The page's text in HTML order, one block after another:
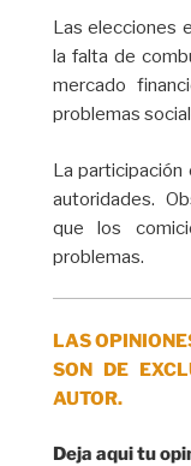
Las elecciones
la falta de
mercado
problemas
La participación
autoridades.
que los
problemas.
LAS
SON DE
AUTOR.
Deja aqui tu